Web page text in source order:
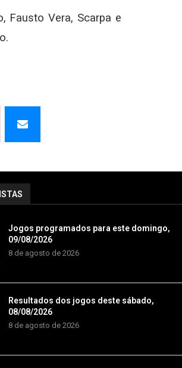
Fausto Vera, Scarpa e
Jogos programados para este domingo,
09/08/2026
8 de agosto de 2026
Resultados dos jogos deste sábado,
08/08/2026
8 de agosto de 2026